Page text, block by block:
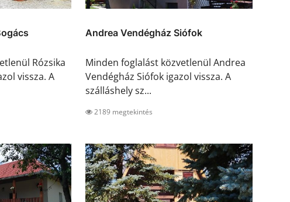
Rózsika
vissza. A
Andrea Vendégház Siófok
Minden foglalást közvetlenül Andrea
Vendégház Siófok igazol vissza. A
szálláshely sz...
2189 megtekintés